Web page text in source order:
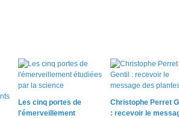
Les cinq portes de
l'émerveillement
Christophe Perret
: recevoir le